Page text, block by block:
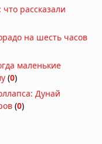
рассказали
на шесть часов
маленькие
(0)
Дунай
(0)